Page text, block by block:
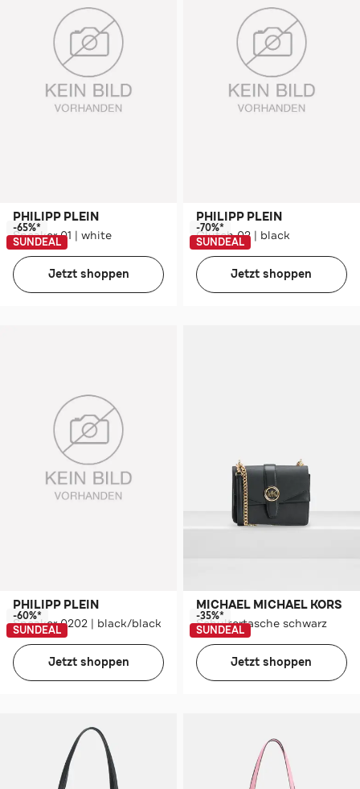
PHILIPP PLEIN
Sneaker 01 | white
-65%*
SUNDEAL
Jetzt shoppen
PHILIPP PLEIN
Clutch 02 | black
-70%*
SUNDEAL
Jetzt shoppen
PHILIPP PLEIN
Sneaker 0202 | black/black
-60%*
SUNDEAL
Jetzt shoppen
MICHAEL MICHAEL KORS
Schultertasche schwarz
-35%*
SUNDEAL
Jetzt shoppen